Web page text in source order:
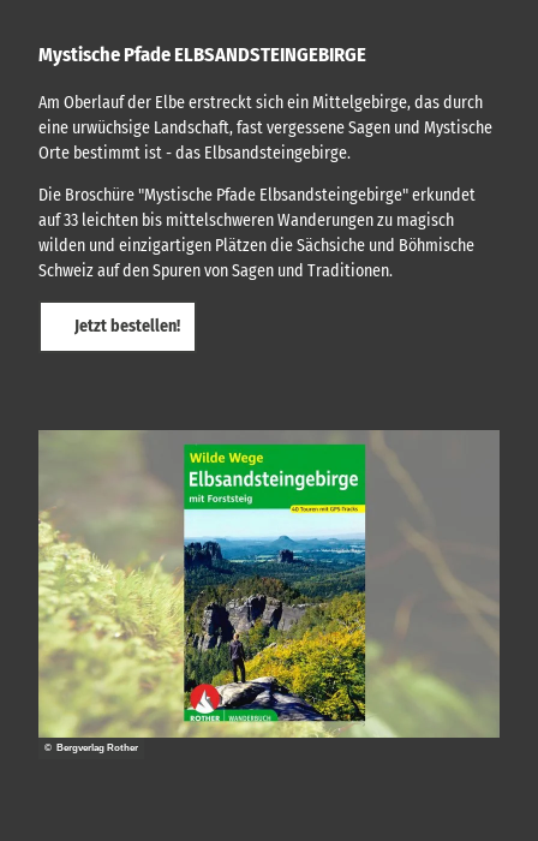
Mystische Pfade ELBSANDSTEINGEBIRGE
Am Oberlauf der Elbe erstreckt sich ein Mittelgebirge, das durch
eine urwüchsige Landschaft, fast vergessene Sagen und Mystische
Orte bestimmt ist - das Elbsandsteingebirge.
Die Broschüre "Mystische Pfade Elbsandsteingebirge" erkundet
auf 33 leichten bis mittelschweren Wanderungen zu magisch
wilden und einzigartigen Plätzen die Sächsiche und Böhmische
Schweiz auf den Spuren von Sagen und Traditionen.
Jetzt bestellen!
© Bergverlag Rother